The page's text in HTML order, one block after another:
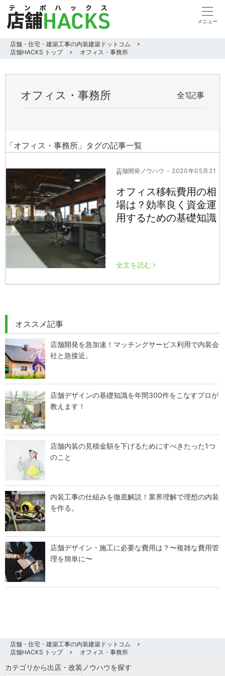
店舗・住宅・建築工事の内装建築ドットコム
店舗HACKS トップ
オフィス・事務所
オフィス・事務所 全1記事
「オフィス・事務所」タグの記事一覧
店舗開発ノウハウ - 2020年05月21
日
オフィス移転費用の相
場は？効率良く資金運
用するための基礎知識
全文を読む
オススメ記事
店舗開発を急加速！マッチングサービス利用で内装会
社と急接近。
店舗デザインの基礎知識を年間300件をこなすプロが
教えます！
店舗内装の見積金額を下げるためにすべきたった1つ
のこと
内装工事の仕組みを徹底解説！業界理解で理想の内装
を作る。
店舗デザイン・施工に必要な費用は？〜複雑な費用管
理を簡単に〜
店舗・住宅・建築工事の内装建築ドットコム
店舗HACKS トップ
オフィス・事務所
カテゴリから出店・改装ノウハウを探す